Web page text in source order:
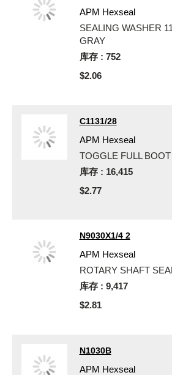
APM Hexseal
SEALING WASHER
GRAY
库存 : 752
$2.06
C1131/28
APM Hexseal
TOGGLE FULL
库存 : 16,415
$2.77
N9030X1/4 2
APM Hexseal
ROTARY SHAFT
库存 : 9,417
$2.81
N1030B
APM Hexseal